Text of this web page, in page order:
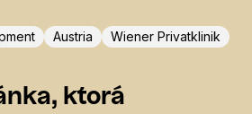
Austria
Wiener Privatklinik
ktorá